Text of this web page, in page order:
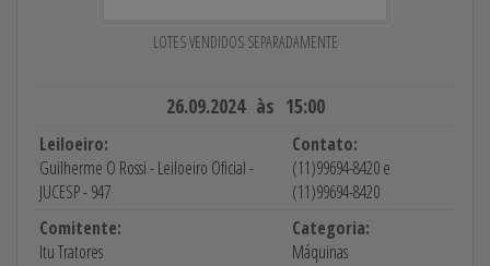
LOTES VENDIDOS SEPARADAMENTE
26.09.2024 às 15:00
Leiloeiro:
Guilherme O Rossi - Leiloeiro Oficial -
JUCESP - 947
Contato:
(11)99694-8420 e
(11)99694-8420
Comitente:
Itu Tratores
Categoria:
Máquinas